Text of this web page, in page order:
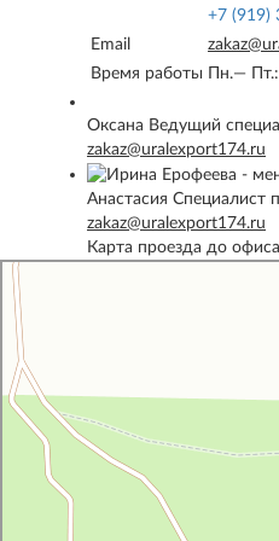
+7 (919)
Email
Время работы
Пн.—
Оксана Ведущий
zakaz@uralexport174.ru
Анастасия Специалист
zakaz@uralexport174.ru
Карта проезда до офиса
УралЭкспорт
Железнодорожная техника и